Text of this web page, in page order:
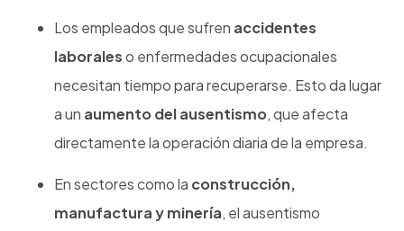
Los empleados que sufren accidentes
laboraleso enfermedades ocupacionales
necesitan tiempo para recuperarse. Esto da lugar
a un aumento del ausentismo, que afecta
directamente la operación diaria de la empresa.
En sectores como la construcción,
manufactura y minería, el ausentismo